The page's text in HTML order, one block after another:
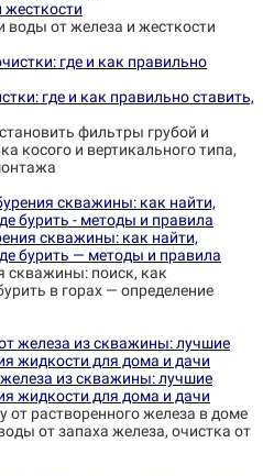
от железа и жесткости
где и как правильно ставить,
фильтры грубой и
косого и вертикального типа,
скважины: как найти,
бурить — методы и правила
скважины: поиск, как
в горах — определение
из скважины: лучшие
жидкости для дома и дачи
растворенного железа в доме
от запаха железа, очистка от